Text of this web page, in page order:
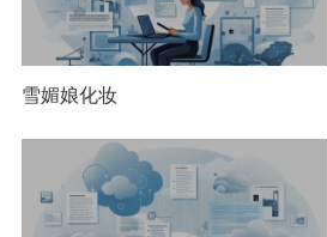
雪媚娘化妆